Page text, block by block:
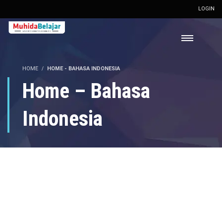
LOGIN
HOME HOME - BAHASA INDONESIA
Home – Bahasa
Indonesia